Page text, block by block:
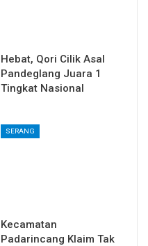
Hebat, Qori Cilik Asal
Pandeglang Juara 1
Tingkat Nasional
SERANG
Kecamatan
Padarincang Klaim Tak